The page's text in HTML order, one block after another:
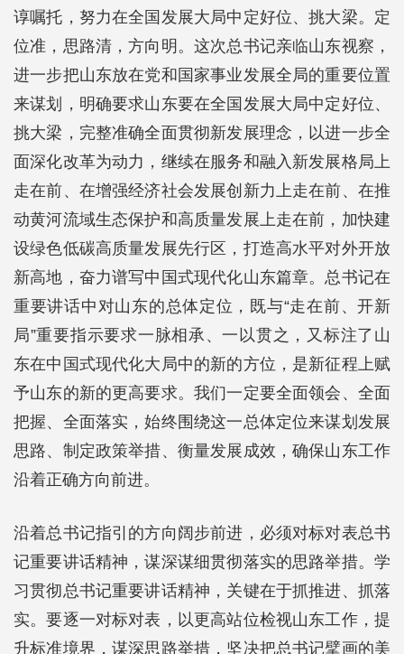
谆嘱托，努力在全国发展大局中定好位、挑大梁。定
位准，思路清，方向明。这次总书记亲临山东视察，
进一步把山东放在党和国家事业发展全局的重要位置
来谋划，明确要求山东要在全国发展大局中定好位、
挑大梁，完整准确全面贯彻新发展理念，以进一步全
面深化改革为动力，继续在服务和融入新发展格局上
走在前、在增强经济社会发展创新力上走在前、在推
动黄河流域生态保护和高质量发展上走在前，加快建
设绿色低碳高质量发展先行区，打造高水平对外开放
新高地，奋力谱写中国式现代化山东篇章。总书记在
重要讲话中对山东的总体定位，既与“走在前、开新
局”重要指示要求一脉相承、一以贯之，又标注了山
东在中国式现代化大局中的新的方位，是新征程上赋
予山东的新的更高要求。我们一定要全面领会、全面
把握、全面落实，始终围绕这一总体定位来谋划发展
思路、制定政策举措、衡量发展成效，确保山东工作
沿着正确方向前进。
沿着总书记指引的方向阔步前进，必须对标对表总书
记重要讲话精神，谋深谋细贯彻落实的思路举措。学
习贯彻总书记重要讲话精神，关键在于抓推进、抓落
实。要逐一对标对表，以更高站位检视山东工作，提
升标准境界，谋深思路举措，坚决把总书记擘画的美